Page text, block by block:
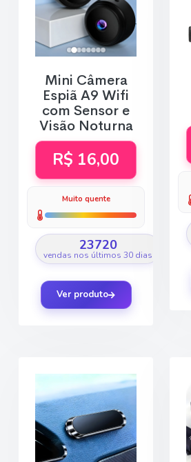
Mini Câmera
Espiã A9 Wifi
com Sensor e
Visão Noturna
R$ 16,00
Muito quente
23720
vendas nos últimos 30 dias
Ver produto